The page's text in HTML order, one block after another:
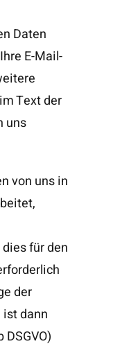
Daten
E-Mail-
Text der
uns
von uns in
für den
der
dann